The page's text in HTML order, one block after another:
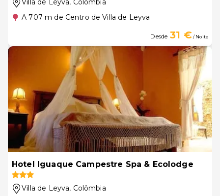
Villa de Leyva, Colômbia
A 707 m de Centro de Villa de Leyva
Desde 31 €/ Noite
Hotel Iguaque Campestre Spa & Ecolodge
Villa de Leyva, Colômbia